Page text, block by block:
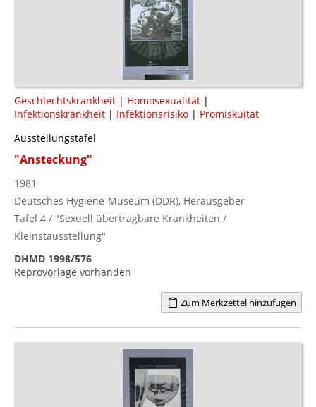
Geschlechtskrankheit | Homosexualität |
Infektionskrankheit | Infektionsrisiko | Promiskuität
Ausstellungstafel
"Ansteckung"
1981
Deutsches Hygiene-Museum (DDR), Herausgeber
Tafel 4 / "Sexuell übertragbare Krankheiten /
Kleinstausstellung"
DHMD 1998/576
Reprovorlage vorhanden
Zum Merkzettel hinzufügen